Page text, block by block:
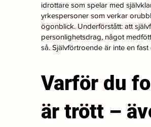
idrottare som spelar med
yrkespersoner som verkar
ögonblick. Underförstått: att
personlighetsdrag, något
så. Självförtroende är inte en
Varför du
är trött –